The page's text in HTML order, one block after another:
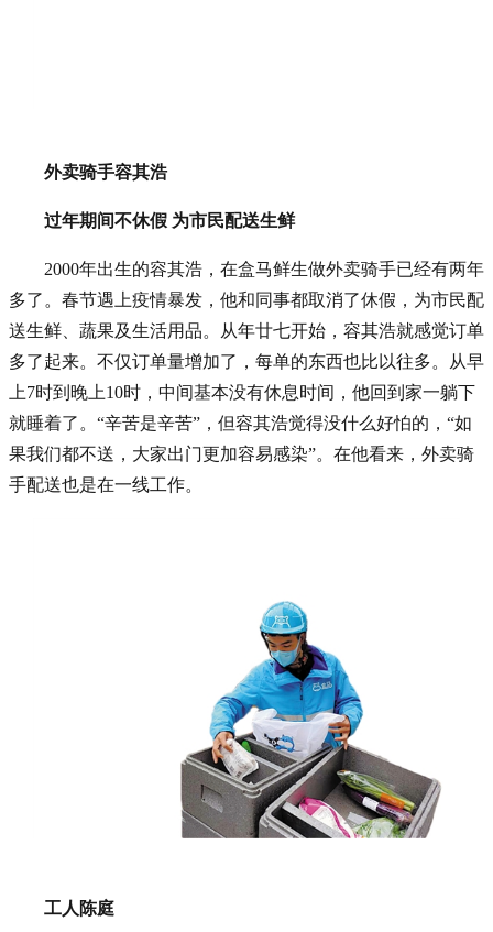
外卖骑手容其浩
过年期间不休假 为市民配送生鲜
2000年出生的容其浩，在盒马鲜生做外卖骑手已经有两年
多了。春节遇上疫情暴发，他和同事都取消了休假，为市民配
送生鲜、蔬果及生活用品。从年廿七开始，容其浩就感觉订单
多了起来。不仅订单量增加了，每单的东西也比以往多。从早
上7时到晚上10时，中间基本没有休息时间，他回到家一躺下
就睡着了。“辛苦是辛苦”，但容其浩觉得没什么好怕的，“如
果我们都不送，大家出门更加容易感染”。在他看来，外卖骑
手配送也是在一线工作。
工人陈庭